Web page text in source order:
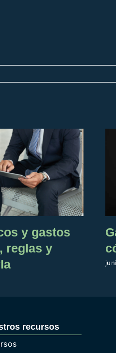
y gastos
reglas y
recursos